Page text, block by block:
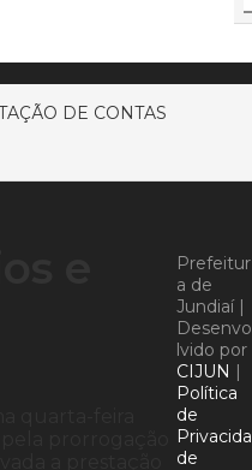
DE CONTAS
Prefeitur
a de
Jundiaí |
Desenvo
lvido por
CIJUN |
Política
de
Privacida
de